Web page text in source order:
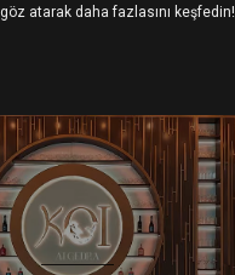
göz atarak daha fazlasını keşfedin!